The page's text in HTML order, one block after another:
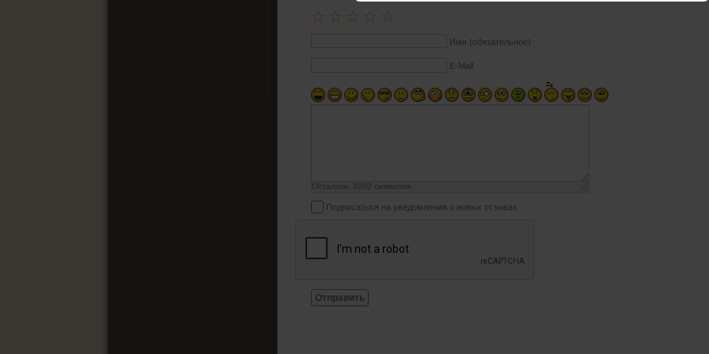
☆
☆
☆
☆
☆
Имя (обязательное)
E-Mail
Осталось: 1000 символов
Подписаться на уведомления о новых отзывах
Отправить